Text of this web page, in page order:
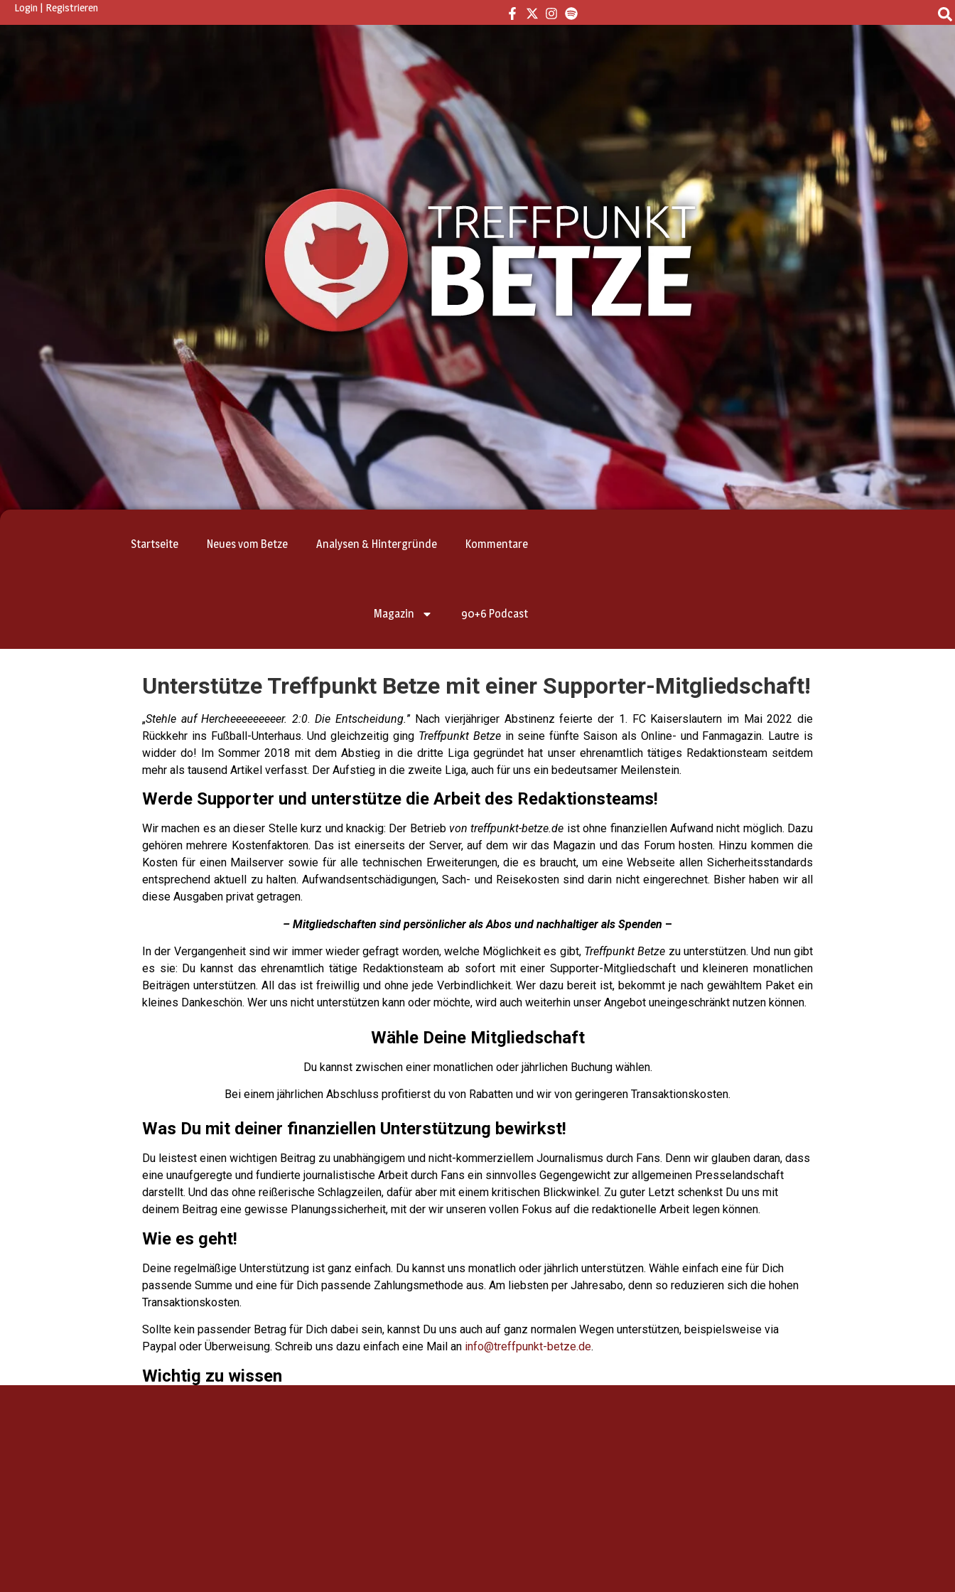
Login | Registrieren
Startseite Neues vom Betze Analysen & Hintergründe Kommentare
Magazin 90+6 Podcast
Unterstütze Treffpunkt Betze mit einer Supporter-Mitgliedschaft!
„Stehle auf Hercheeeeeeeeer. 2:0. Die Entscheidung.” Nach vierjähriger Abstinenz feierte der 1. FC Kaiserslautern im Mai 2022 die
Rückkehr ins Fußball-Unterhaus. Und gleichzeitig ging Treffpunkt Betze in seine fünfte Saison als Online- und Fanmagazin. Lautre is
widder do! Im Sommer 2018 mit dem Abstieg in die dritte Liga gegründet hat unser ehrenamtlich tätiges Redaktionsteam seitdem
mehr als tausend Artikel verfasst. Der Aufstieg in die zweite Liga, auch für uns ein bedeutsamer Meilenstein.
Werde Supporter und unterstütze die Arbeit des Redaktionsteams!
Wir machen es an dieser Stelle kurz und knackig: Der Betrieb von treffpunkt-betze.de ist ohne finanziellen Aufwand nicht möglich. Dazu
gehören mehrere Kostenfaktoren. Das ist einerseits der Server, auf dem wir das Magazin und das Forum hosten. Hinzu kommen die
Kosten für einen Mailserver sowie für alle technischen Erweiterungen, die es braucht, um eine Webseite allen Sicherheitsstandards
entsprechend aktuell zu halten. Aufwandsentschädigungen, Sach- und Reisekosten sind darin nicht eingerechnet. Bisher haben wir all
diese Ausgaben privat getragen.
– Mitgliedschaften sind persönlicher als Abos und nachhaltiger als Spenden –
In der Vergangenheit sind wir immer wieder gefragt worden, welche Möglichkeit es gibt, Treffpunkt Betze zu unterstützen. Und nun gibt
es sie: Du kannst das ehrenamtlich tätige Redaktionsteam ab sofort mit einer Supporter-Mitgliedschaft und kleineren monatlichen
Beiträgen unterstützen. All das ist freiwillig und ohne jede Verbindlichkeit. Wer dazu bereit ist, bekommt je nach gewähltem Paket ein
kleines Dankeschön. Wer uns nicht unterstützen kann oder möchte, wird auch weiterhin unser Angebot uneingeschränkt nutzen können.
Wähle Deine Mitgliedschaft
Du kannst zwischen einer monatlichen oder jährlichen Buchung wählen.
Bei einem jährlichen Abschluss profitierst du von Rabatten und wir von geringeren Transaktionskosten.
Was Du mit deiner finanziellen Unterstützung bewirkst!
Du leistest einen wichtigen Beitrag zu unabhängigem und nicht-kommerziellem Journalismus durch Fans. Denn wir glauben daran, dass
eine unaufgeregte und fundierte journalistische Arbeit durch Fans ein sinnvolles Gegengewicht zur allgemeinen Presselandschaft
darstellt. Und das ohne reißerische Schlagzeilen, dafür aber mit einem kritischen Blickwinkel. Zu guter Letzt schenkst Du uns mit
deinem Beitrag eine gewisse Planungssicherheit, mit der wir unseren vollen Fokus auf die redaktionelle Arbeit legen können.
Wie es geht!
Deine regelmäßige Unterstützung ist ganz einfach. Du kannst uns monatlich oder jährlich unterstützen. Wähle einfach eine für Dich
passende Summe und eine für Dich passende Zahlungsmethode aus. Am liebsten per Jahresabo, denn so reduzieren sich die hohen
Transaktionskosten.
Sollte kein passender Betrag für Dich dabei sein, kannst Du uns auch auf ganz normalen Wegen unterstützen, beispielsweise via
Paypal oder Überweisung. Schreib uns dazu einfach eine Mail an info@treffpunkt-betze.de.
Wichtig zu wissen